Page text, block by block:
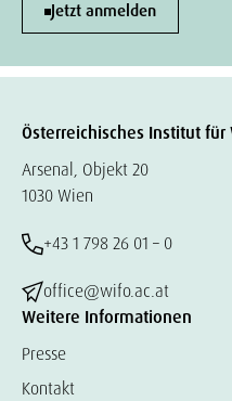
Jetzt anmelden
Österreichisches Institut für
Arsenal, Objekt 20
1030 Wien
+43 1 798 26 01 – 0
office@wifo.ac.at
Weitere Informationen
Presse
Kontakt